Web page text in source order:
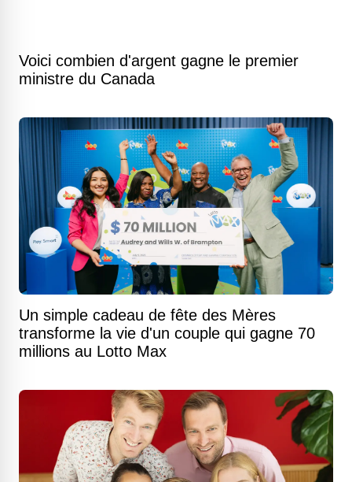
Voici combien d'argent gagne le premier
ministre du Canada
Un simple cadeau de fête des Mères
transforme la vie d'un couple qui gagne 70
millions au Lotto Max